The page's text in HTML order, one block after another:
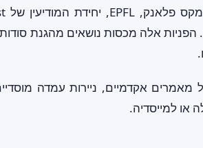
הפניות אלה מכסות נושאים מהגנת
או למייסדיה.